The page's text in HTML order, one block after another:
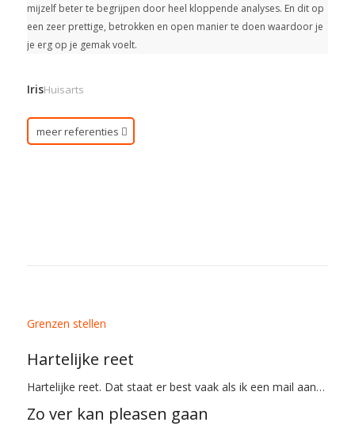
mijzelf beter te begrijpen door heel kloppende analyses. En dit op
een zeer prettige, betrokken en open manier te doen waardoor je
je erg op je gemak voelt.
IrisHuisarts
meer referenties
Grenzen stellen
Hartelijke reet
Hartelijke reet. Dat staat er best vaak als ik een mail aan…
Zo ver kan pleasen gaan